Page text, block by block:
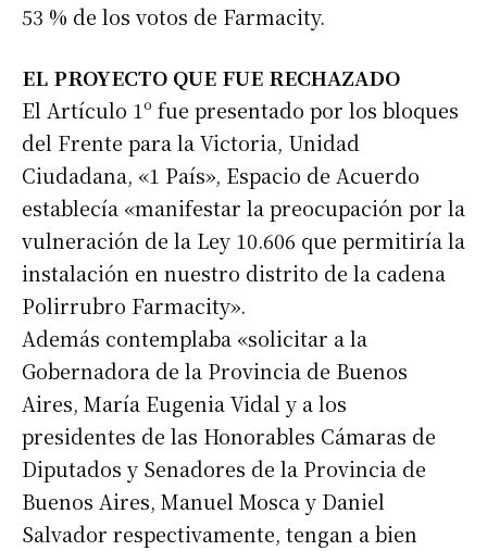
53 % de los votos de Farmacity.
EL PROYECTO QUE FUE RECHAZADO
El Artículo 1º fue presentado por los bloques
del Frente para la Victoria, Unidad
Ciudadana, «1 País», Espacio de Acuerdo
establecía «manifestar la preocupación por la
vulneración de la Ley 10.606 que permitiría la
instalación en nuestro distrito de la cadena
Polirrubro Farmacity».
Además contemplaba «solicitar a la
Gobernadora de la Provincia de Buenos
Aires, María Eugenia Vidal y a los
presidentes de las Honorables Cámaras de
Diputados y Senadores de la Provincia de
Buenos Aires, Manuel Mosca y Daniel
Salvador respectivamente, tengan a bien